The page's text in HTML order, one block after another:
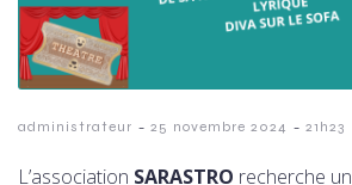
administrateur - 25 novembre 2024 - 21h23
L’association SARASTRO recherche un